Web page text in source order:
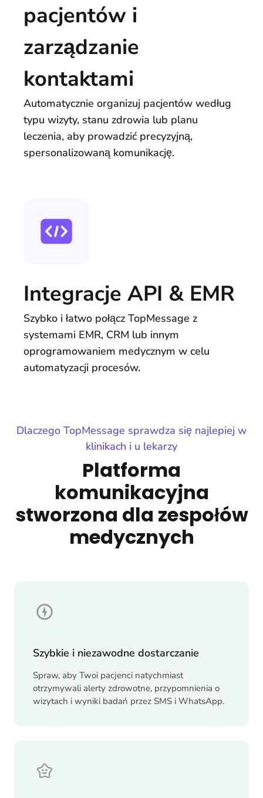
pacjentów i
zarządzanie
kontaktami
Automatycznie organizuj pacjentów według
typu wizyty, stanu zdrowia lub planu
leczenia, aby prowadzić precyzyjną,
spersonalizowaną komunikację.
Integracje API & EMR
Szybko i łatwo połącz TopMessage z
systemami EMR, CRM lub innym
oprogramowaniem medycznym w celu
automatyzacji procesów.
Dlaczego TopMessage sprawdza się najlepiej w
klinikach i u lekarzy
Platforma
komunikacyjna
stworzona dla zespołów
medycznych
Szybkie i niezawodne dostarczanie
Spraw, aby Twoi pacjenci natychmiast
otrzymywali alerty zdrowotne, przypomnienia o
wizytach i wyniki badań przez SMS i WhatsApp.